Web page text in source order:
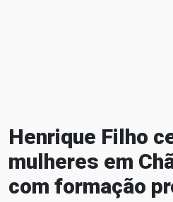
Henrique Filho
mulheres em
com formação